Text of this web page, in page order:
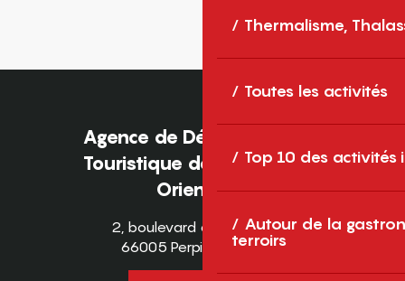
Thermalisme,
Toutes les activités
Top 10 des activités
Autour de la
terroirs
Agence de Développement
Touristique des Pyrénées-
Orientales
2, boulevard des Pyrénées
66005 Perpignan Cedex